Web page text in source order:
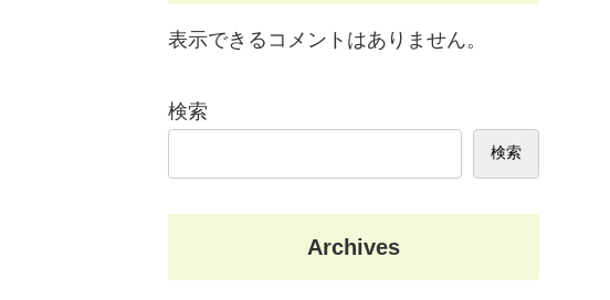
表示できるコメントはありません。
検索
検索
Archives